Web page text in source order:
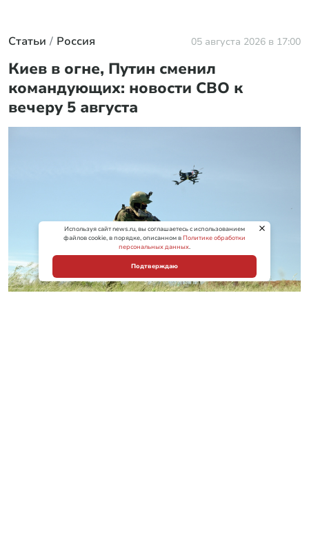
Статьи Россия 05 августа 2026 в 17:00
Киев в огне, Путин сменил
командующих: новости СВО к
вечеру 5 августа
Используя сайт news.ru, вы соглашаетесь с использованием
файлов cookie, в порядке, описанном вПолитике обработки
персональных данных.
Подтверждаю